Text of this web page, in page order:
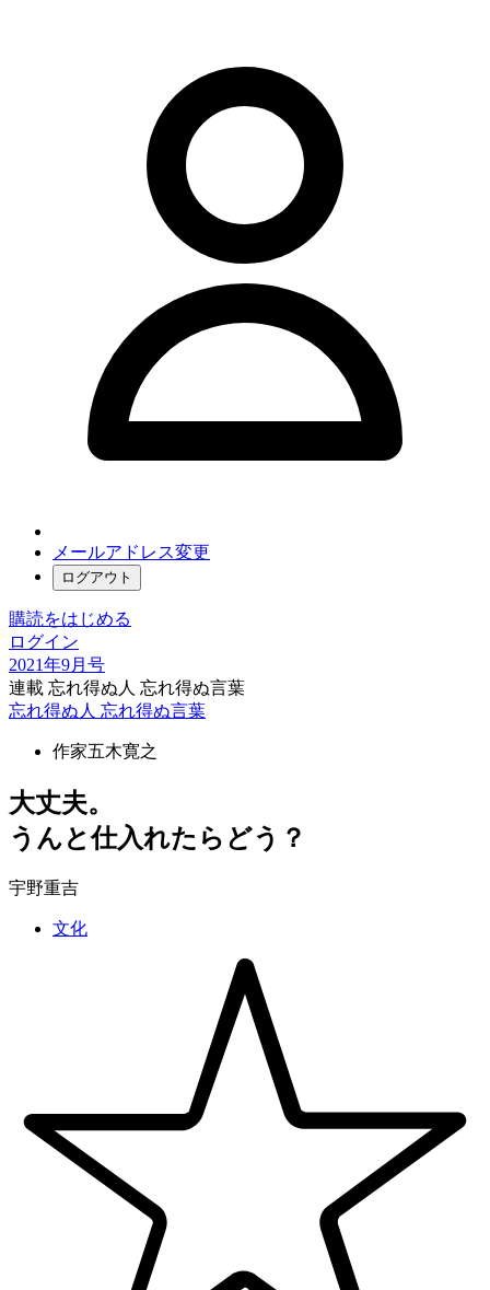
メールアドレス変更
ログアウト
購読をはじめる
ログイン
2021年9月号
連載 忘れ得ぬ人 忘れ得ぬ言葉
忘れ得ぬ人 忘れ得ぬ言葉
作家五木寛之
大丈夫。
うんと仕入れたらどう？
宇野重吉
文化